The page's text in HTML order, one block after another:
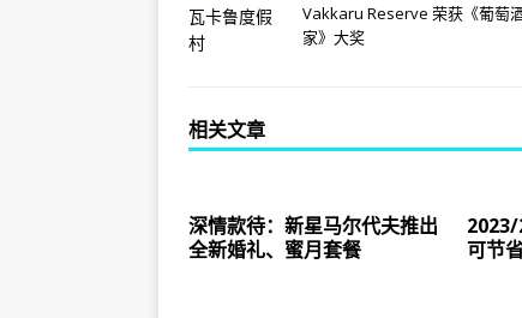
Vakkaru Reserve 荣获《葡萄
家》大奖
相关文章
深情款待：新星马尔代夫推出
全新婚礼、蜜月套餐
2023/
可节